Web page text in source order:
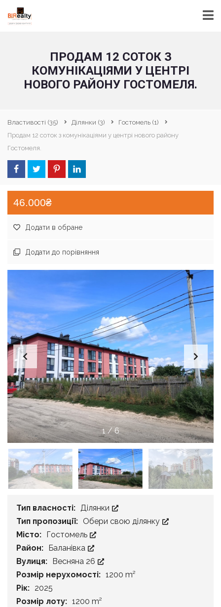
ПРОДАМ 12 СОТОК З
КОМУНІКАЦІЯМИ У ЦЕНТРІ
НОВОГО РАЙОНУ ГОСТОМЕЛЯ.
Властивості (35) Ділянки (3) Гостомель (1)
Продам 12 соток з комунікаціями у центрі нового району
Гостомеля.
46.000₴
Додати в обране
Додати до порівняння
1/6
Тип власності: Ділянки
Тип пропозиції: Обери свою ділянку
Місто:
Гостомель
Район:
Баланівка
Вулиця:
Весняна 26
Розмір нерухомості: 1200 m²
Рік: 2025
Розмір лоту: 1200 m²